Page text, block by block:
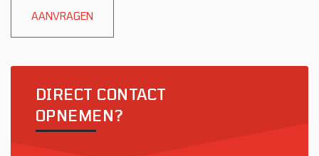
DIRECT CONTACT
OPNEMEN?